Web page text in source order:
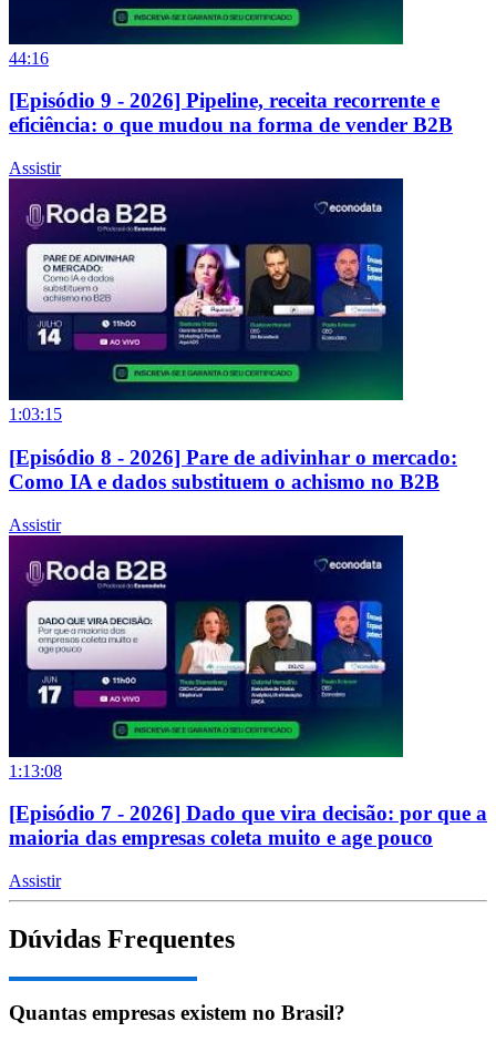
44:16
[Episódio 9 - 2026] Pipeline, receita recorrente e
eficiência: o que mudou na forma de vender B2B
Assistir
1:03:15
[Episódio 8 - 2026] Pare de adivinhar o mercado:
Como IA e dados substituem o achismo no B2B
Assistir
1:13:08
[Episódio 7 - 2026] Dado que vira decisão: por que a
maioria das empresas coleta muito e age pouco
Assistir
Dúvidas Frequentes
Quantas empresas existem no Brasil?